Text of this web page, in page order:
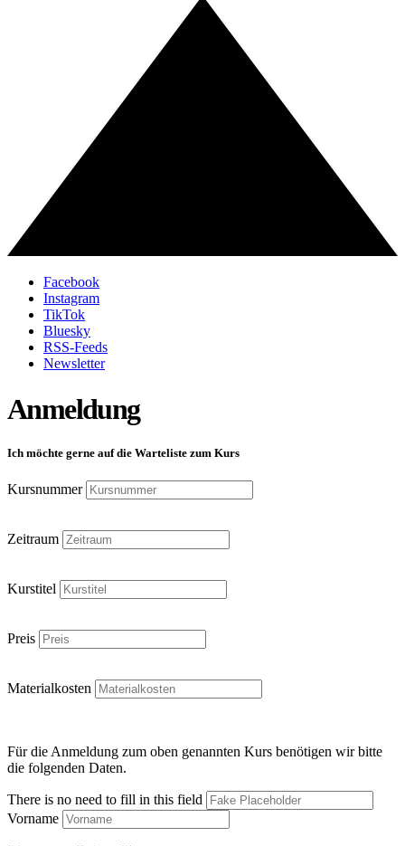
Facebook
Instagram
TikTok
Bluesky
RSS-Feeds
Newsletter
Anmeldung
Ich möchte gerne auf die Warteliste zum Kurs
Kursnummer
Zeitraum
Kurstitel
Preis
Materialkosten
Für die Anmeldung zum oben genannten Kurs benötigen wir bitte
die folgenden Daten.
There is no need to fill in this field
Vorname